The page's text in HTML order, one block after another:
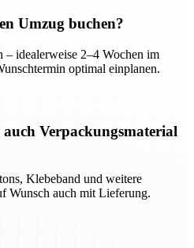
Umzug buchen?
idealerweise 2–4 Wochen im
optimal einplanen.
Verpackungsmaterial
Klebeband und weitere
Wunsch auch mit Lieferung.